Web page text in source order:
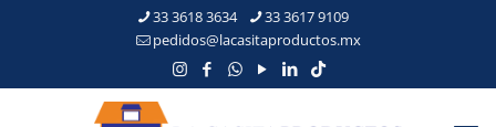
33 3618 3634
33 3617 9109
pedidos@lacasitaproductos.mx